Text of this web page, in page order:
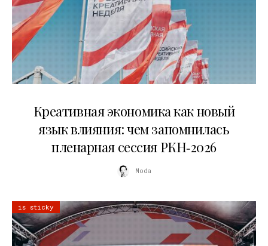
Креативная экономика как новый
язык влияния: чем запомнилась
пленарная сессия РКН‑2026
Moda
is sticky